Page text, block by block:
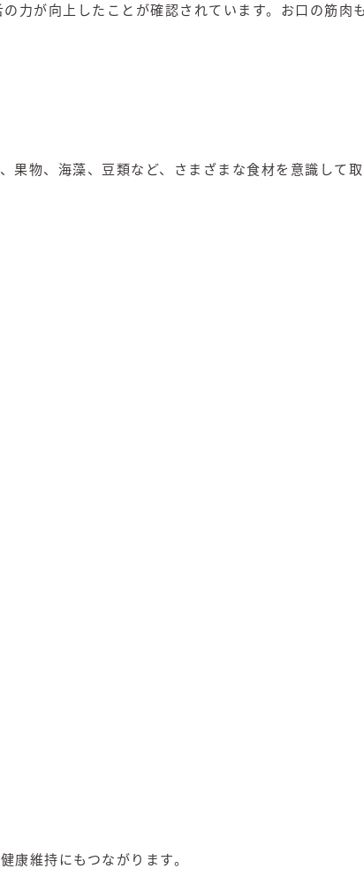
力が向上したことが確認されています。お口の筋肉
果物、海藻、豆類など、さまざまな食材を意識して取
康維持にもつながります。